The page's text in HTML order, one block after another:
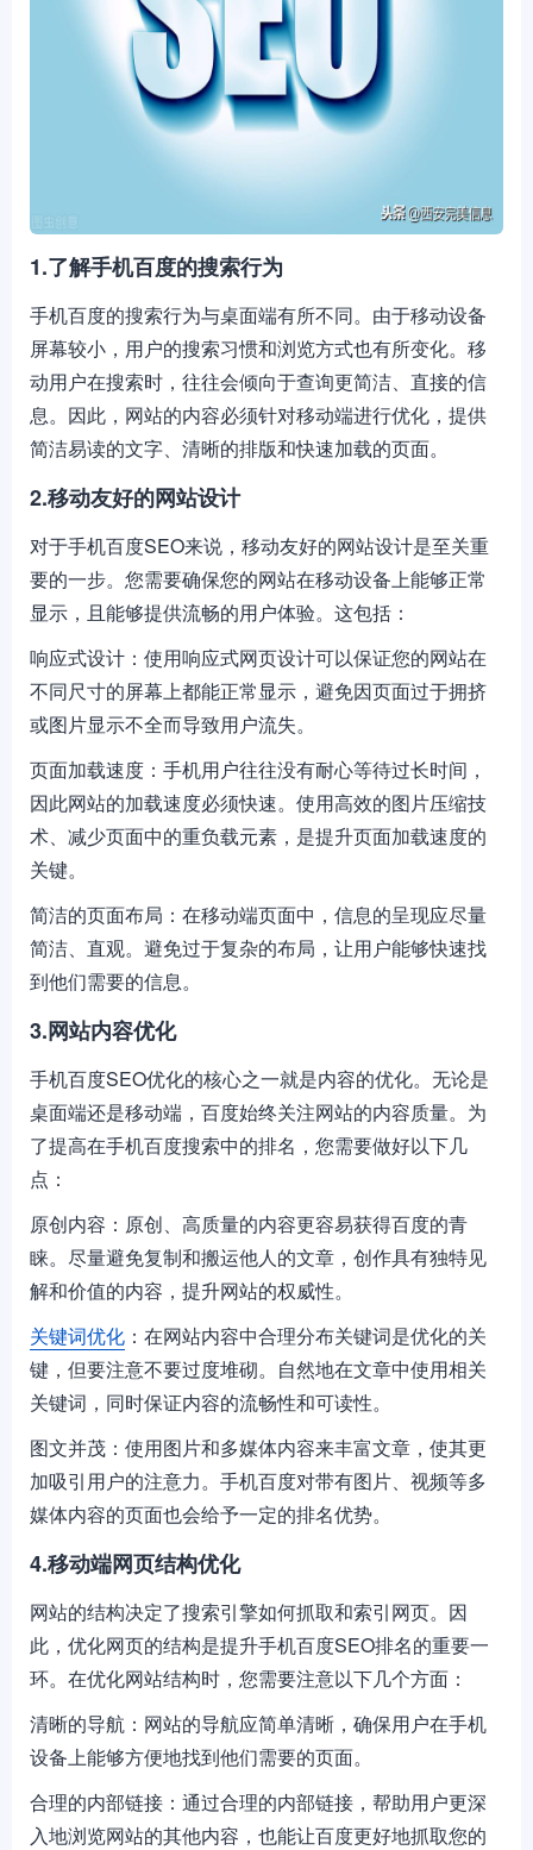
1.了解手机百度的搜索行为
手机百度的搜索行为与桌面端有所不同。由于移动设备
屏幕较小，用户的搜索习惯和浏览方式也有所变化。移
动用户在搜索时，往往会倾向于查询更简洁、直接的信
息。因此，网站的内容必须针对移动端进行优化，提供
简洁易读的文字、清晰的排版和快速加载的页面。
2.移动友好的网站设计
对于手机百度SEO来说，移动友好的网站设计是至关重
要的一步。您需要确保您的网站在移动设备上能够正常
显示，且能够提供流畅的用户体验。这包括：
响应式设计：使用响应式网页设计可以保证您的网站在
不同尺寸的屏幕上都能正常显示，避免因页面过于拥挤
或图片显示不全而导致用户流失。
页面加载速度：手机用户往往没有耐心等待过长时间，
因此网站的加载速度必须快速。使用高效的图片压缩技
术、减少页面中的重负载元素，是提升页面加载速度的
关键。
简洁的页面布局：在移动端页面中，信息的呈现应尽量
简洁、直观。避免过于复杂的布局，让用户能够快速找
到他们需要的信息。
3.网站内容优化
手机百度SEO优化的核心之一就是内容的优化。无论是
桌面端还是移动端，百度始终关注网站的内容质量。为
了提高在手机百度搜索中的排名，您需要做好以下几
点：
原创内容：原创、高质量的内容更容易获得百度的青
睐。尽量避免复制和搬运他人的文章，创作具有独特见
解和价值的内容，提升网站的权威性。
关键词优化 ：在网站内容中合理分布关键词是优化的关
键，但要注意不要过度堆砌。自然地在文章中使用相关
关键词，同时保证内容的流畅性和可读性。
图文并茂：使用图片和多媒体内容来丰富文章，使其更
加吸引用户的注意力。手机百度对带有图片、视频等多
媒体内容的页面也会给予一定的排名优势。
4.移动端网页结构优化
网站的结构决定了搜索引擎如何抓取和索引网页。因
此，优化网页的结构是提升手机百度SEO排名的重要一
环。在优化网站结构时，您需要注意以下几个方面：
清晰的导航：网站的导航应简单清晰，确保用户在手机
设备上能够方便地找到他们需要的页面。
合理的内部链接：通过合理的内部链接，帮助用户更深
入地浏览网站的其他内容，也能让百度更好地抓取您的